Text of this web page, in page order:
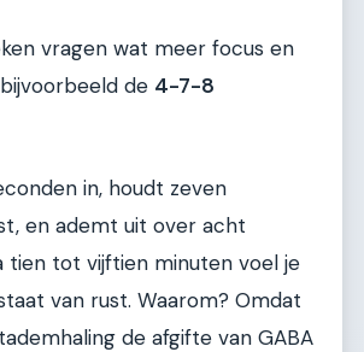
vragen wat meer focus en
de 4-7-8
in, houdt zeven
en ademt uit over acht
tien tot vijftien minuten voel je
van rust. Waarom? Omdat
de afgifte van GABA